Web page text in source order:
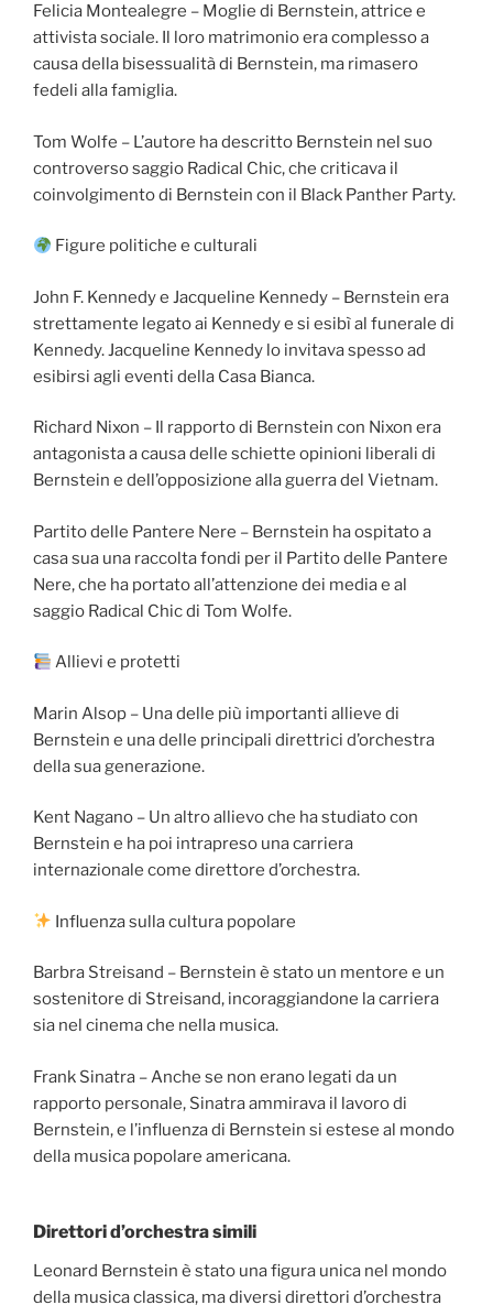
Felicia Montealegre – Moglie di Bernstein, attrice e
attivista sociale. Il loro matrimonio era complesso a
causa della bisessualità di Bernstein, ma rimasero
fedeli alla famiglia.
Tom Wolfe – L’autore ha descritto Bernstein nel suo
controverso saggio Radical Chic, che criticava il
coinvolgimento di Bernstein con il Black Panther Party.
Figure politiche e culturali
John F. Kennedy e Jacqueline Kennedy – Bernstein era
strettamente legato ai Kennedy e si esibì al funerale di
Kennedy. Jacqueline Kennedy lo invitava spesso ad
esibirsi agli eventi della Casa Bianca.
Richard Nixon – Il rapporto di Bernstein con Nixon era
antagonista a causa delle schiette opinioni liberali di
Bernstein e dell’opposizione alla guerra del Vietnam.
Partito delle Pantere Nere – Bernstein ha ospitato a
casa sua una raccolta fondi per il Partito delle Pantere
Nere, che ha portato all’attenzione dei media e al
saggio Radical Chic di Tom Wolfe.
Allievi e protetti
Marin Alsop – Una delle più importanti allieve di
Bernstein e una delle principali direttrici d’orchestra
della sua generazione.
Kent Nagano – Un altro allievo che ha studiato con
Bernstein e ha poi intrapreso una carriera
internazionale come direttore d’orchestra.
Influenza sulla cultura popolare
Barbra Streisand – Bernstein è stato un mentore e un
sostenitore di Streisand, incoraggiandone la carriera
sia nel cinema che nella musica.
Frank Sinatra – Anche se non erano legati da un
rapporto personale, Sinatra ammirava il lavoro di
Bernstein, e l’influenza di Bernstein si estese al mondo
della musica popolare americana.
Direttori d’orchestra simili
Leonard Bernstein è stato una figura unica nel mondo
della musica classica, ma diversi direttori d’orchestra